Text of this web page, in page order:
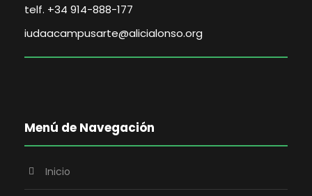
telf. +34 914-888-177
iudaacampusarte@alicialonso.org
Menú de Navegación
Inicio